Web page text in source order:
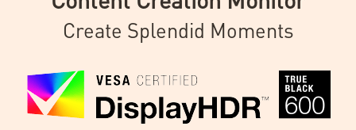
Create Splendid Moments